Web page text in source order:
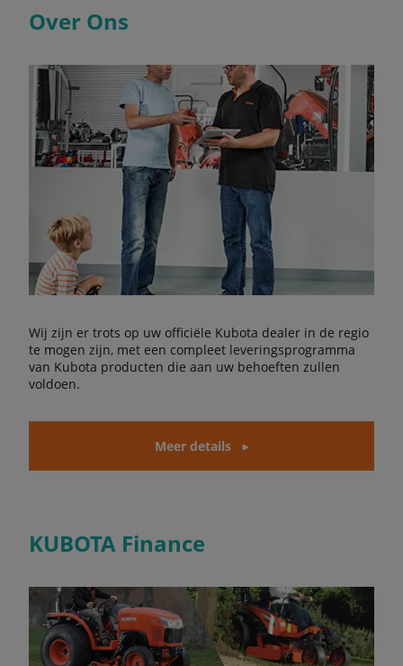
Over Ons
Wij zijn er trots op uw officiële Kubota dealer in de regio
te mogen zijn, met een compleet leveringsprogramma
van Kubota producten die aan uw behoeften zullen
voldoen.
Meer details
KUBOTA Finance